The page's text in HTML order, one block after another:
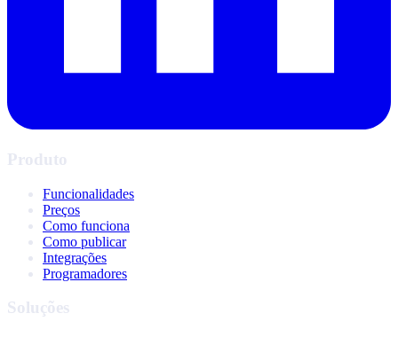
Produto
Funcionalidades
Preços
Como funciona
Como publicar
Integrações
Programadores
Soluções